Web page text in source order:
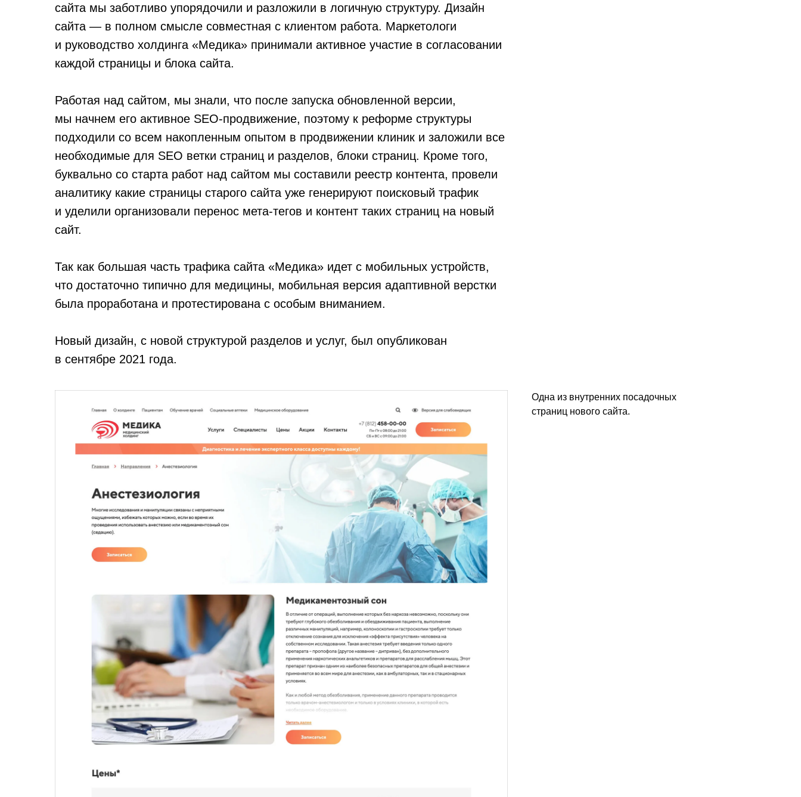
сайта мы заботливо упорядочили и разложили в логичную структуру. Дизайн
сайта — в полном смысле совместная с клиентом работа. Маркетологи
и руководство холдинга «Медика» принимали активное участие в согласовании
каждой страницы и блока сайта.
Работая над сайтом, мы знали, что после запуска обновленной версии,
мы начнем его активное SEO-продвижение, поэтому к реформе структуры
подходили со всем накопленным опытом в продвижении клиник и заложили все
необходимые для SEO ветки страниц и разделов, блоки страниц. Кроме того,
буквально со старта работ над сайтом мы составили реестр контента, провели
аналитику какие страницы старого сайта уже генерируют поисковый трафик
и уделили организовали перенос мета-тегов и контент таких страниц на новый
сайт.
Так как большая часть трафика сайта «Медика» идет с мобильных устройств,
что достаточно типично для медицины, мобильная версия адаптивной верстки
была проработана и протестирована с особым вниманием.
Новый дизайн, с новой структурой разделов и услуг, был опубликован
в сентябре 2021 года.
Одна из внутренних посадочных
страниц нового сайта.